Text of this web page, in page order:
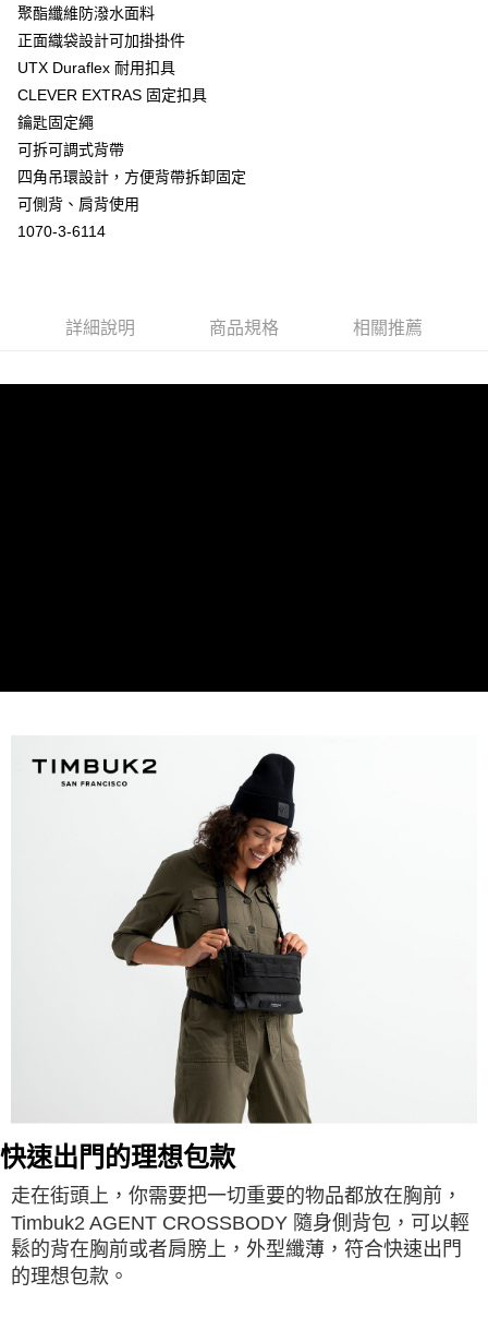
醒簡訊。
2.透過簡訊連結打開帳單後，可選擇「超商條碼／台灣大直營門市／銀行轉
帳／街口支付／iPASS MONEY」等通路繳費。
【注意事項】
用戶於交易時，得透過本服務購買商品或服務，並由商店將買賣／分期付款
買賣價金債權讓與本公司後，依約使用本公司帳單繳交帳款。
2.基於同意付款使用「大哥付你分期」之契約關係目的，商店將以您的個人
資料（包含姓名、電話或地址）提供予台灣大哥大進項蒐集、處理及利用，
由本公司與您本人進行分期帳單所需資料之確認、核對及更正。
3.完整用戶服務條款，請詳閱以下連結：
離島郵局
每筆NT$100，滿NT$1,500(含以上)免運費
付款後門市自取
貨到付款
每筆NT$80，滿NT$1,000(含以上)免運費
聚酯纖維防潑水面料
正面織袋設計可加掛掛件
UTX Duraflex 耐用扣具
CLEVER EXTRAS 固定扣具
鑰匙固定繩
可拆可調式背帶
四角吊環設計，方便背帶拆卸固定
可側背、肩背使用
1070-3-6114
詳細說明 商品規格 相關推薦
快速出門的理想包款
走在街頭上，你需要把一切重要的物品都放在胸前，
Timbuk2 AGENT CROSSBODY 隨身側背包，可以輕
鬆的背在胸前或者肩膀上，外型纖薄，符合快速出門
的理想包款。